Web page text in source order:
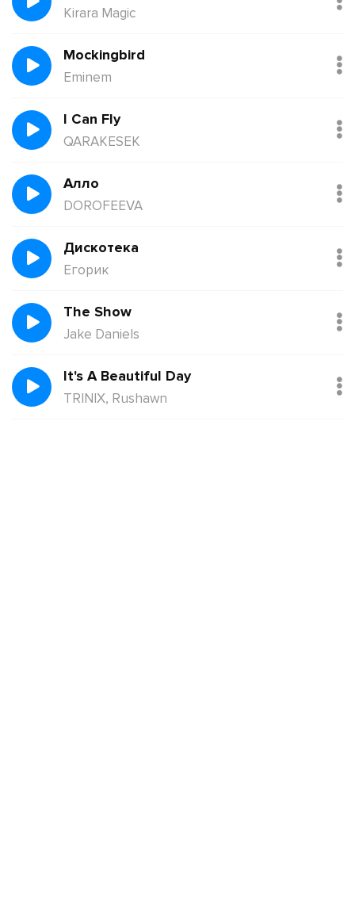
Kirara Magic
Mockingbird
Eminem
I Can Fly
QARAKESEK
Алло
DOROFEEVA
Дискотека
Егорик
The Show
Jake Daniels
It's A Beautiful Day
TRINIX, Rushawn